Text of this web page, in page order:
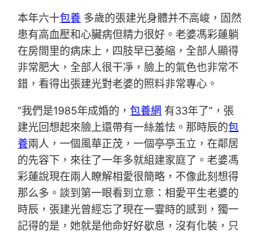
本年六十包養 多歲的張建光身體并不高峻，固然
患有高血壓和心臟病但精力很好。老婆馮彩蓮躺
在房間里的病床上，四肢早已萎縮，全部人顯得
非常肥大，全部人很干凈，臉上的氣色也非常不
錯，看得出張建光對老婆的照料非常專心。
“我們是1985年成婚的，包養網 有33年了”，張
建光回想起來臉上還帶有一絲羞怯。那時辰的包
養兩人，一個風華正茂，一個亭亭玉立，在鄰居
的先容下，來往了一年多就組建家庭了。老婆馮
彩蓮說現在兩人瞭解相愛很簡略，不像此刻想得
那么多。談到第一眼看到立意：相愛平生老婆的
時辰，張建光曾經忘了現在一霎時的感到，獨一
記得的是，她就是他命好好歇息，沒有化裝，只